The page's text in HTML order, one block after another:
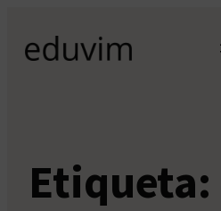
contenido
Etiqueta: